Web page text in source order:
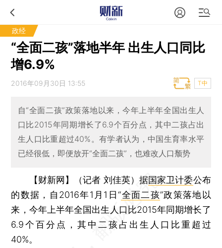
政经
“全面二孩”落地半年 出生人口同比
增6.9%
2016年09月30日 13:55 T中
自“全面二孩”政策落地以来，今年上半年全国出生人
口比2015年同期增长了6.9个百分点，其中二孩占出
生人口比重超过40%。有学者认为，中国生育率水平
已经很低，即便放开“全面二孩”，也难改人口颓势
【财新网】（记者 刘佳英） 据国家卫计委公布
的数据，自2016年1月1日“全面二孩”政策落地以
来，今年上半年全国出生人口比2015年同期增长了
6.9个百分点，其中二孩占出生人口比重超过
40%。